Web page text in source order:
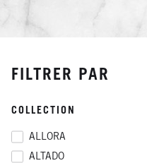
FILTRER PAR
COLLECTION
ALLORA
ALTADO